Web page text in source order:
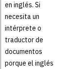
en inglés. Si
necesita un
intérprete o
traductor de
documentos
porque el inglés